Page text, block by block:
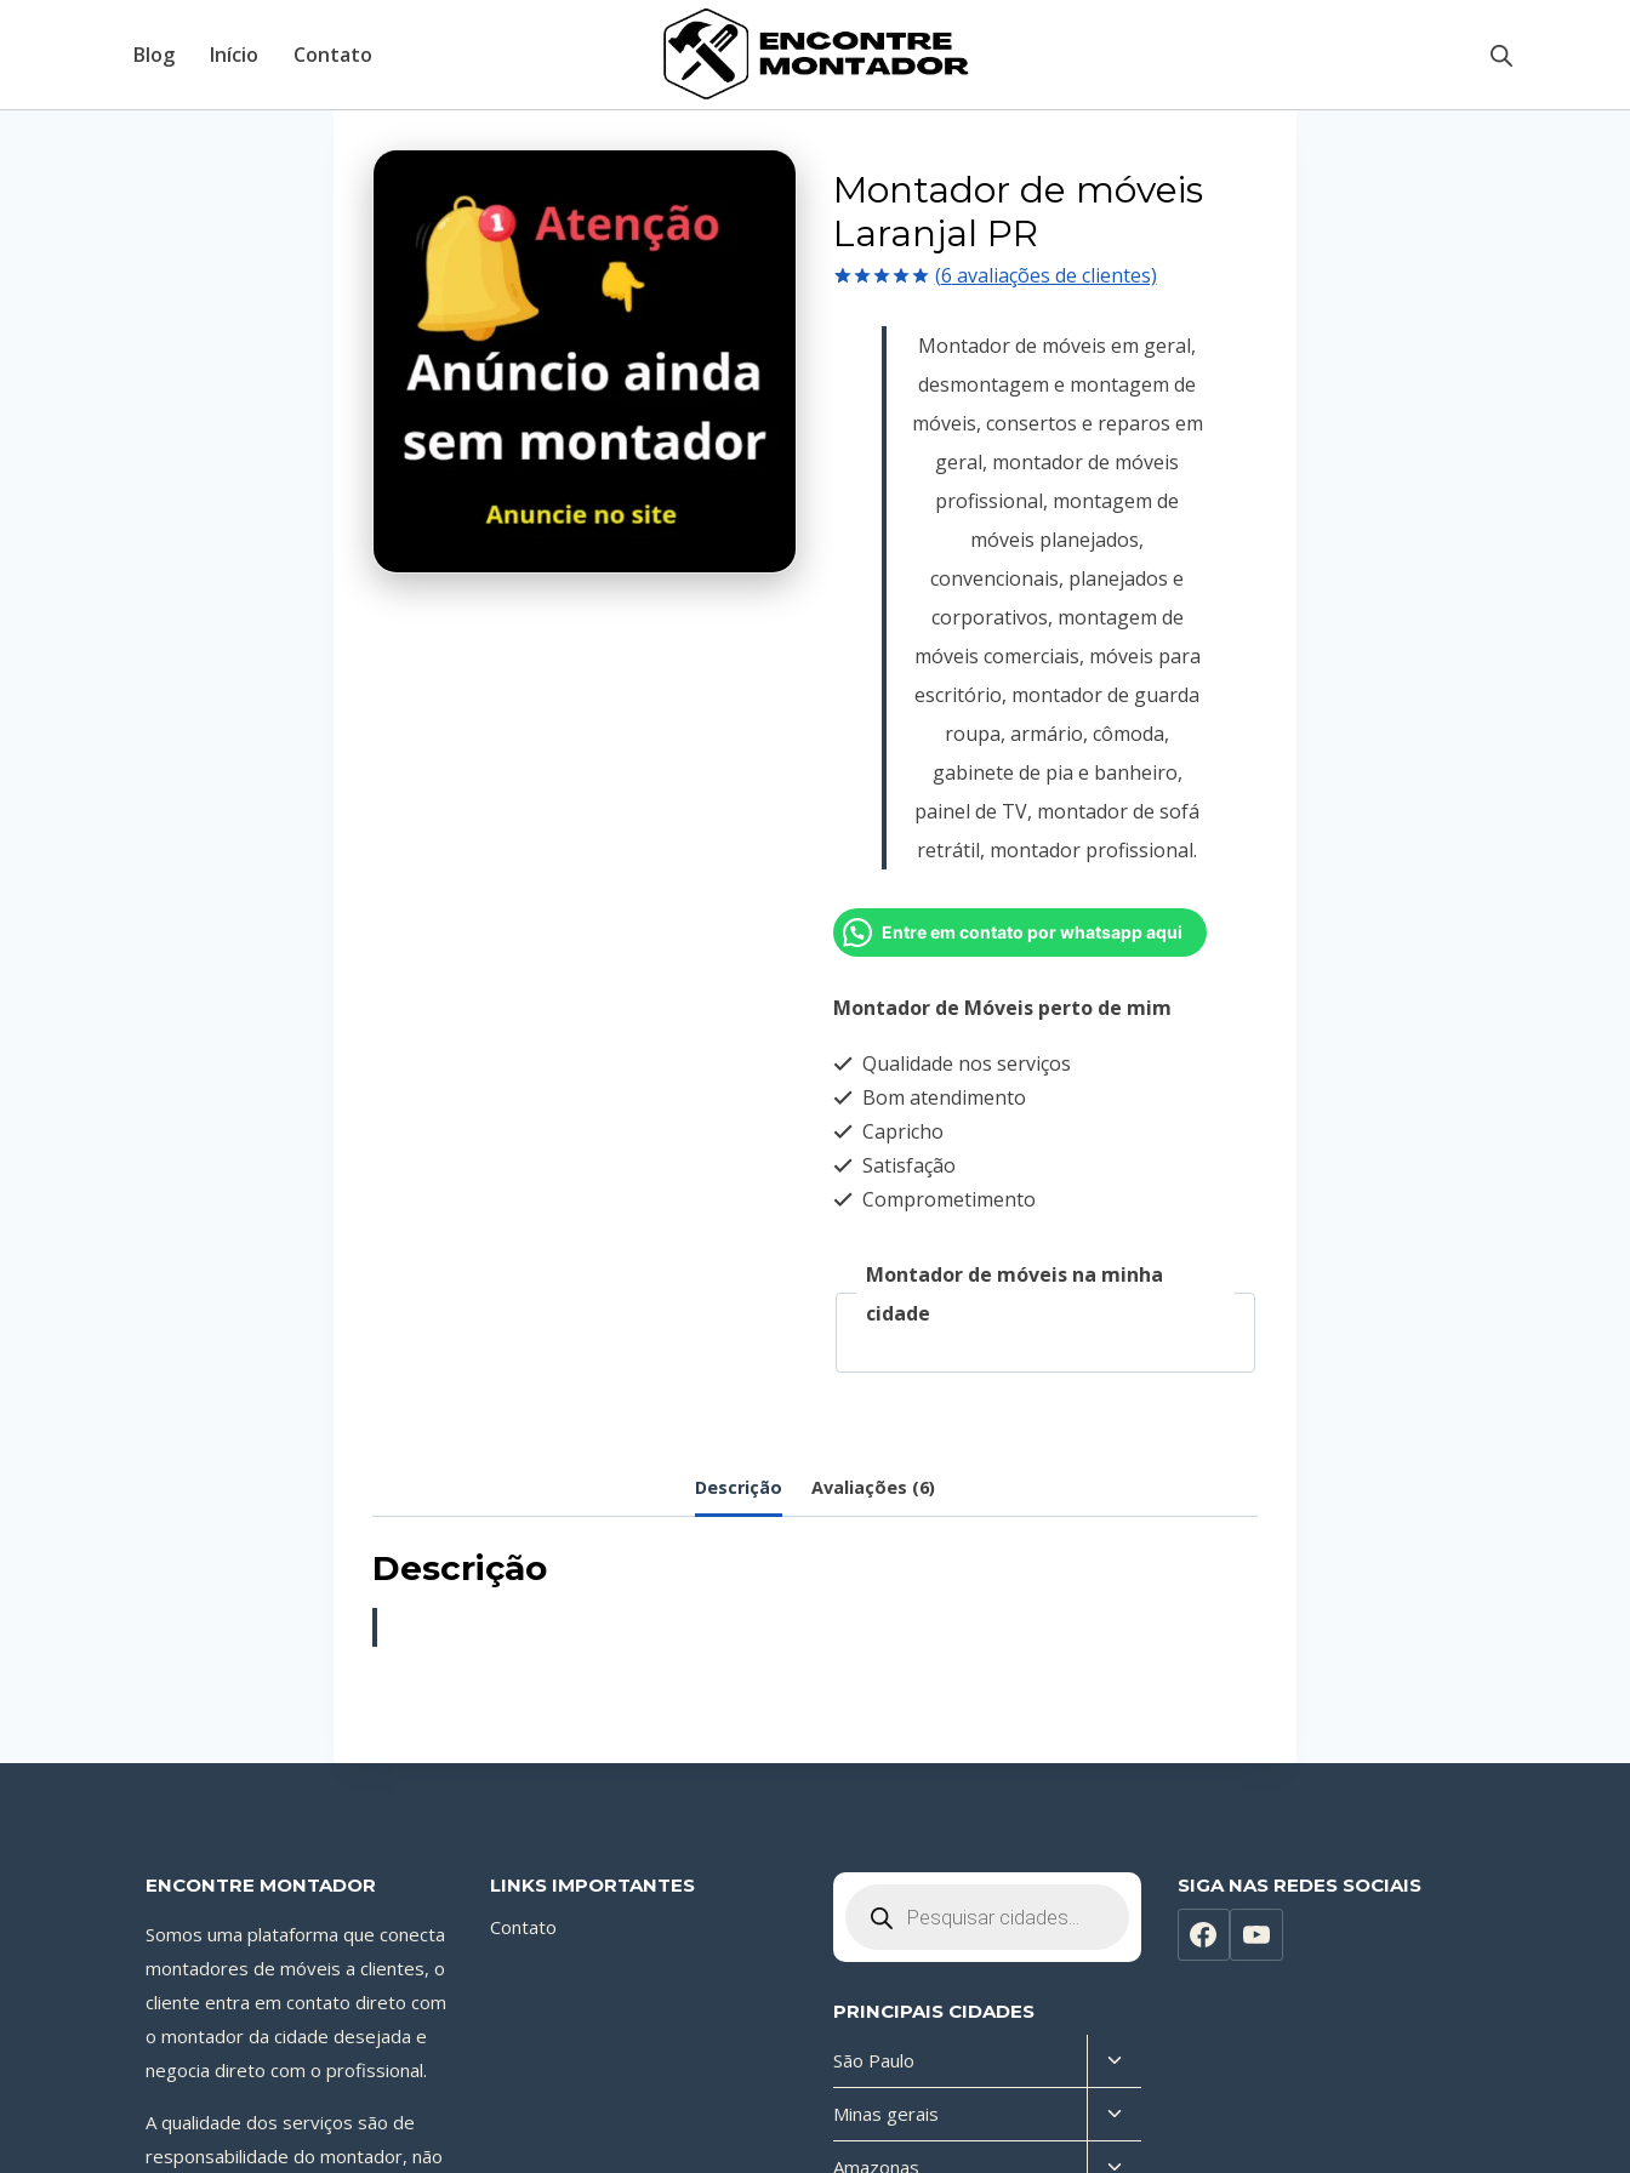
Blog Início Contato
Montador de móveis
Laranjal PR
como5.00
(6 avaliações de clientes)
Montador de móveis em geral,
desmontagem e montagem de
móveis, consertos e reparos em
geral, montador de móveis
profissional, montagem de
móveis planejados,
convencionais, planejados e
corporativos, montagem de
móveis comerciais, móveis para
escritório, montador de guarda
roupa, armário, cômoda,
gabinete de pia e banheiro,
painel de TV, montador de sofá
retrátil, montador profissional.
Entre em contato por whatsapp aqui
Montador de Móveis perto de mim
Qualidade nos serviços
Bom atendimento
Capricho
Satisfação
Comprometimento
Montador de móveis na minha
cidade
Descrição Avaliações (6)
Descrição
ENCONTRE MONTADOR
Somos uma plataforma que conecta
montadores de móveis a clientes, o
cliente entra em contato direto com
o montador da cidade desejada e
negocia direto com o profissional.
A qualidade dos serviços são de
responsabilidade do montador, não
LINKS IMPORTANTES
Contato
produtos
PRINCIPAIS CIDADES
São Paulo
Alternar
menu
filho
Minas gerais
Alternar
menu
Amazonas Alternar
SIGA NAS REDES SOCIAIS